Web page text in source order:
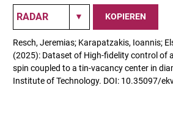
KOPIEREN
Resch, Jeremias; Karapatzakis, Ioannis;
(2025): Dataset of High-fidelity control of
spin coupled to a tin-vacancy center in
Institute of Technology. DOI: 10.35097/